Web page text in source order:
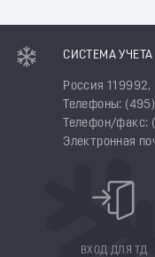
СИСТЕМА
Россия
Телефоны:
Телефон/факс:
Электронная
ВХОД ДЛЯ ТД